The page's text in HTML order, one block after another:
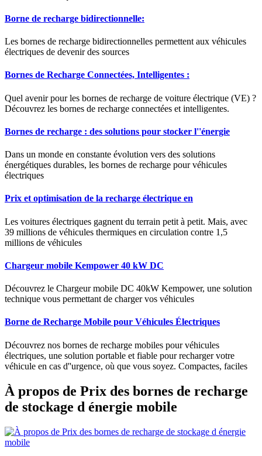
Borne de recharge bidirectionnelle:
Les bornes de recharge bidirectionnelles permettent aux véhicules
électriques de devenir des sources
Bornes de Recharge Connectées, Intelligentes :
Quel avenir pour les bornes de recharge de voiture électrique (VE) ?
Découvrez les bornes de recharge connectées et intelligentes.
Bornes de recharge : des solutions pour stocker l''énergie
Dans un monde en constante évolution vers des solutions
énergétiques durables, les bornes de recharge pour véhicules
électriques
Prix et optimisation de la recharge électrique en
Les voitures électriques gagnent du terrain petit à petit. Mais, avec
39 millions de véhicules thermiques en circulation contre 1,5
millions de véhicules
Chargeur mobile Kempower 40 kW DC
Découvrez le Chargeur mobile DC 40kW Kempower, une solution
technique vous permettant de charger vos véhicules
Borne de Recharge Mobile pour Véhicules Électriques
Découvrez nos bornes de recharge mobiles pour véhicules
électriques, une solution portable et fiable pour recharger votre
véhicule en cas d''urgence, où que vous soyez. Compactes, faciles
À propos de Prix des bornes de recharge
de stockage d énergie mobile